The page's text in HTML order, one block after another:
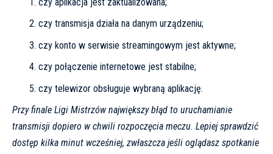
czy transmisja działa na danym urządzeniu;
czy konto w serwisie streamingowym jest aktywne;
czy połączenie internetowe jest stabilne;
czy telewizor obsługuje wybraną aplikację.
Przy finale Ligi Mistrzów największy błąd to uruchamianie
transmisji dopiero w chwili rozpoczęcia meczu. Lepiej sprawdzić
dostęp kilka minut wcześniej, zwłaszcza jeśli oglądasz spotkanie